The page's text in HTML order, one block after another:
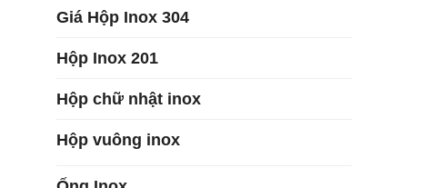
Giá Hộp Inox 304
Hộp Inox 201
Hộp chữ nhật inox
Hộp vuông inox